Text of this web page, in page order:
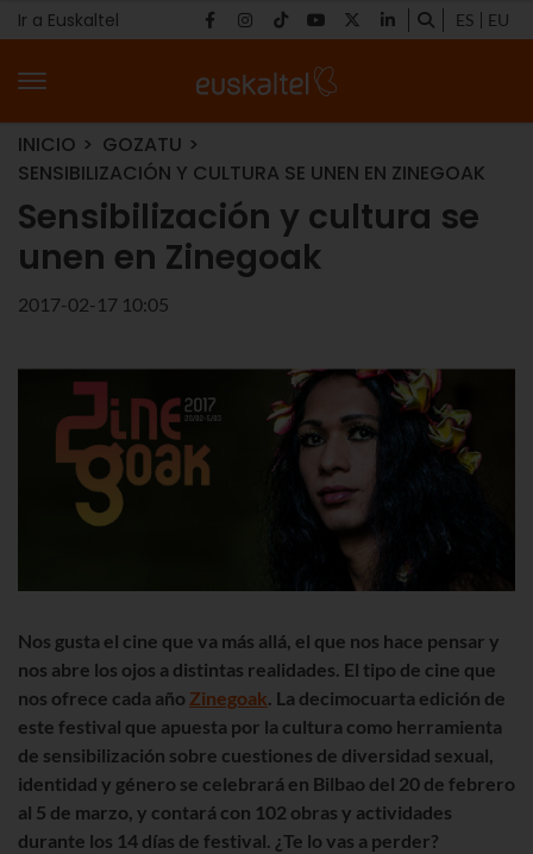
Ir a Euskaltel ES EU
INICIO
GOZATU
SENSIBILIZACIÓN Y CULTURA SE UNEN EN ZINEGOAK
Sensibilización y cultura se
unen en Zinegoak
2017-02-17 10:05
Nos gusta el cine que va más allá, el que nos hace pensar y
nos abre los ojos a distintas realidades. El tipo de cine que
nos ofrece cada año Zinegoak. La decimocuarta edición de
este festival que apuesta por la cultura como herramienta
de sensibilización sobre cuestiones de diversidad sexual,
identidad y género se celebrará en Bilbao del 20 de febrero
al 5 de marzo, y contará con 102 obras y actividades
durante los 14 días de festival. ¿Te lo vas a perder?